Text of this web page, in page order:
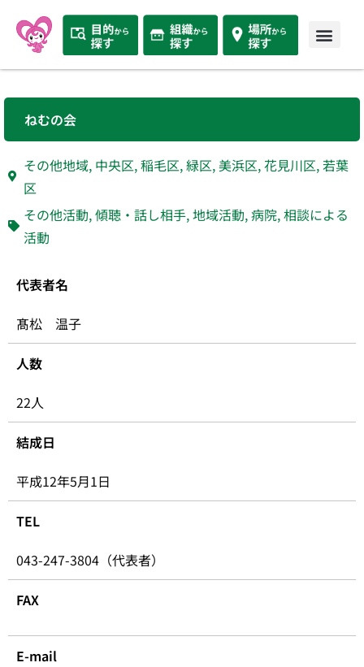
ねむの会
その他地域, 中央区,稲毛区,緑区,美浜区,花見川区,若葉
区
その他活動,傾聴・話し相手,地域活動,病院,相談による
活動
代表者名
髙松 温子
人数
22人
結成日
平成12年5月1日
TEL
043-247-3804（代表者）
FAX
E-mail